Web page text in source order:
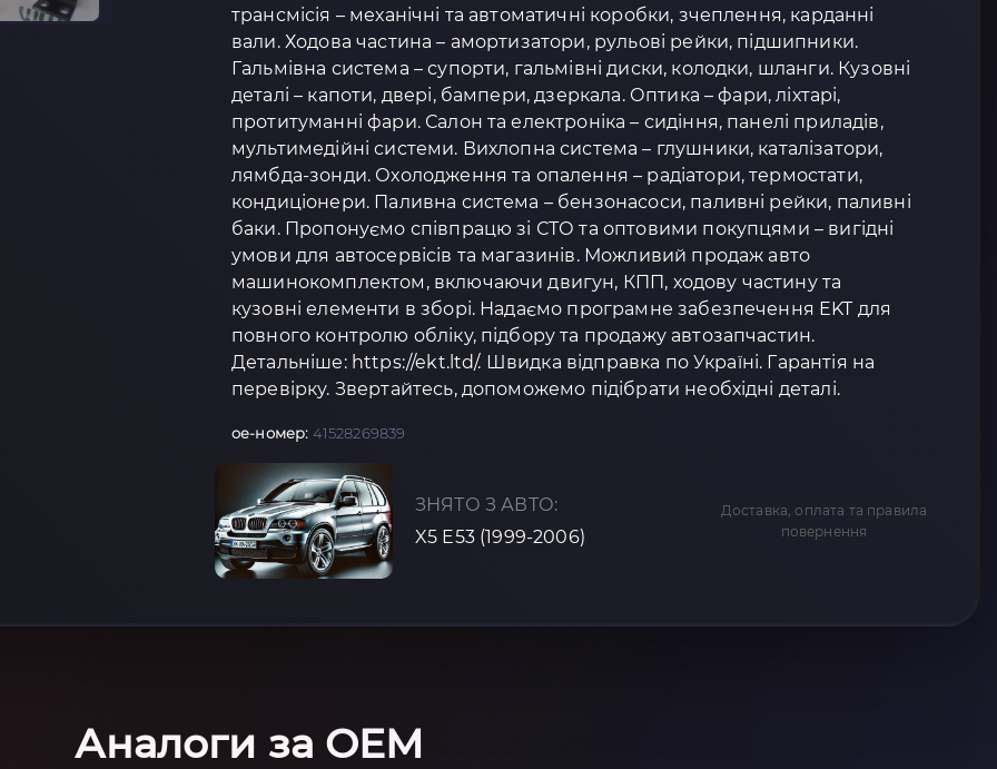
трансмісія – механічні та автоматичні коробки, зчеплення, карданні
вали. Ходова частина – амортизатори, рульові рейки, підшипники.
Гальмівна система – супорти, гальмівні диски, колодки, шланги. Кузовні
деталі – капоти, двері, бампери, дзеркала. Оптика – фари, ліхтарі,
протитуманні фари. Салон та електроніка – сидіння, панелі приладів,
мультимедійні системи. Вихлопна система – глушники, каталізатори,
лямбда-зонди. Охолодження та опалення – радіатори, термостати,
кондиціонери. Паливна система – бензонасоси, паливні рейки, паливні
баки. Пропонуємо співпрацю зі СТО та оптовими покупцями – вигідні
умови для автосервісів та магазинів. Можливий продаж авто
машинокомплектом, включаючи двигун, КПП, ходову частину та
кузовні елементи в зборі. Надаємо програмне забезпечення EKT для
повного контролю обліку, підбору та продажу автозапчастин.
Детальніше: https://ekt.ltd/. Швидка відправка по Україні. Гарантія на
перевірку. Звертайтесь, допоможемо підібрати необхідні деталі.
oe-номер: 41528269839
ЗНЯТО З АВТО:
X5 E53 (1999-2006)
Доставка, оплата та правила
повернення
Аналоги за OEM